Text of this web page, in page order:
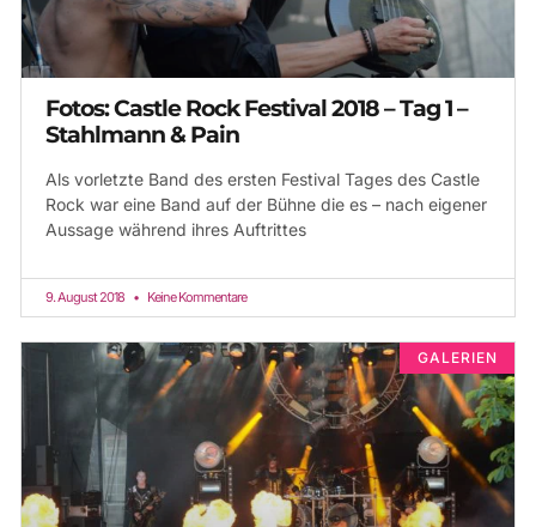
Fotos: Castle Rock Festival 2018 – Tag 1 –
Stahlmann & Pain
Als vorletzte Band des ersten Festival Tages des Castle
Rock war eine Band auf der Bühne die es – nach eigener
Aussage während ihres Auftrittes
9. August 2018 Keine Kommentare
GALERIEN